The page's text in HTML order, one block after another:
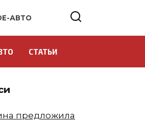
АВТО
СТАТЬИ
предложила